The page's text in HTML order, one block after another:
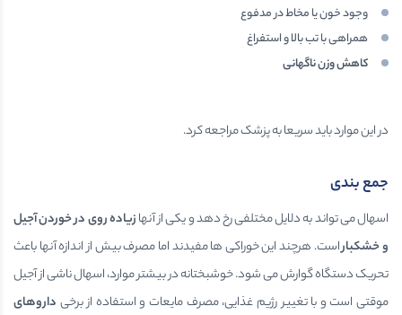
وجود خون یا مخاط در مدفوع
همراهی با تب بالا و استفراغ
کاهش وزن ناگهانی
در این موارد باید سریعا به پزشک مراجعه کرد.
جمع بندی
اسهال می تواند به دلایل مختلفی رخ دهد و یکی از آنهازیاده روی در خوردن آجیل
و خشکباراست. هرچند این خوراکی ها مفیدند اما مصرف بیش از اندازه آنها باعث
تحریک دستگاه گوارش می شود. خوشبختانه در بیشتر موارد، اسهال ناشی از آجیل
موقتی است و با تغییر رژیم غذایی، مصرف مایعات و استفاده از برخی داروهای